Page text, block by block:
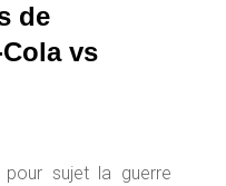
de
vs
sujet la guerre